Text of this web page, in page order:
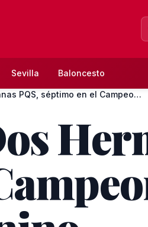
Sevilla Baloncesto
El Club Waterpolo Dos Hermanas PQS, séptimo en el Campeonato...